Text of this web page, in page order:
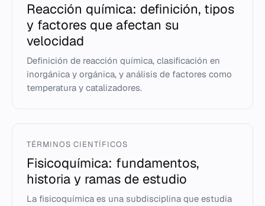
Reacción química: definición, tipos
y factores que afectan su
velocidad
Definición de reacción química, clasificación en
inorgánica y orgánica, y análisis de factores como
temperatura y catalizadores.
TÉRMINOS CIENTÍFICOS
Fisicoquímica: fundamentos,
historia y ramas de estudio
La fisicoquímica es una subdisciplina que estudia